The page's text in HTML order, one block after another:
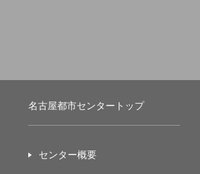
名古屋都市センタートップ
センター概要